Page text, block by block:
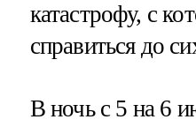
катастрофу, с
справиться до
В ночь с 5 на 6